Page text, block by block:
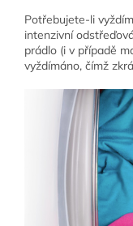
Potřebujete-li
intenzivní
prádlo (i v případě
vyždímáno, čímž